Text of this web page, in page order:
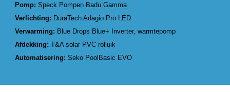
Pomp: Speck Pompen Badu Gamma
Verlichting: DuraTech Adagio Pro LED
Verwarming: Blue Drops Blue+ Inverter, warmtepomp
Afdekking:T&A solar PVC-rolluik
Automatisering:Seko PoolBasic EVO